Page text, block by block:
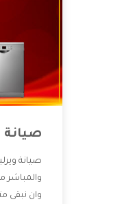
صيانة
صيانة
والمباشر
وان نبقى